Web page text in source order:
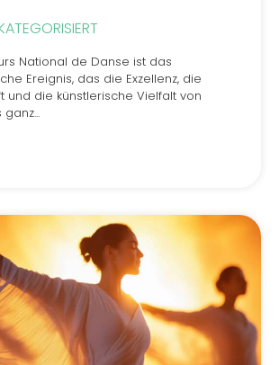
National de Danse ist das
Ereignis, das die Exzellenz, die
und die künstlerische Vielfalt von